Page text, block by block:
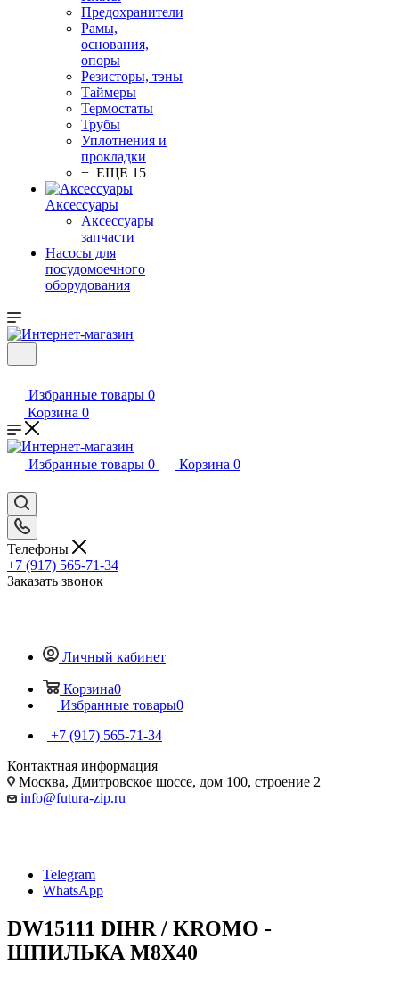
Предохранители
Рамы,
основания,
опоры
Резисторы, тэны
Таймеры
Термостаты
Трубы
Уплотнения и
прокладки
+ ЕЩЕ 15
Аксессуары
Аксессуары
запчасти
Насосы для
посудомоечного
оборудования
Избранные товары 0
Корзина 0
Избранные товары 0 Корзина 0
Телефоны
+7 (917) 565-71-34
Заказать звонок
Личный кабинет
Корзина0
Избранные товары0
+7 (917) 565-71-34
Контактная информация
Москва, Дмитровское шоссе, дом 100, строение 2
info@futura-zip.ru
Telegram
WhatsApp
DW15111 DIHR / KROMO -
ШПИЛЬКА M8X40